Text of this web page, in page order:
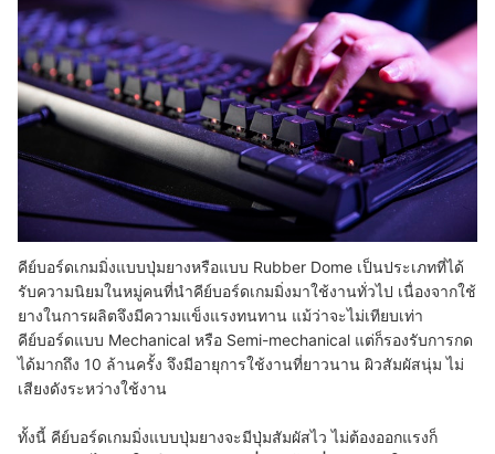
คีย์บอร์ดเกมมิ่งแบบปุ่มยางหรือแบบ Rubber Dome เป็นประเภทที่ได้
รับความนิยมในหมู่คนที่นำคีย์บอร์ดเกมมิ่งมาใช้งานทั่วไป เนื่องจากใช้
ยางในการผลิตจึงมีความแข็งแรงทนทาน แม้ว่าจะไม่เทียบเท่า
คีย์บอร์ดแบบ Mechanical หรือ Semi-mechanical แต่ก็รองรับการกด
ได้มากถึง 10 ล้านครั้ง จึงมีอายุการใช้งานที่ยาวนาน ผิวสัมผัสนุ่ม ไม่
เสียงดังระหว่างใช้งาน
ทั้งนี้ คีย์บอร์ดเกมมิ่งแบบปุ่มยางจะมีปุ่มสัมผัสไว ไม่ต้องออกแรงก็